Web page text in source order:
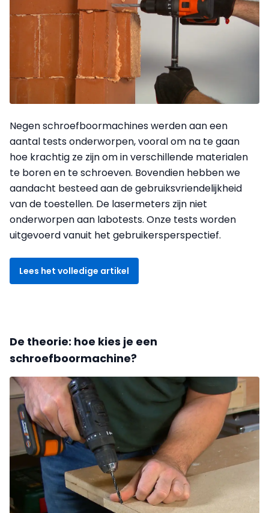
Negen schroefboormachines werden aan een
aantal tests onderworpen, vooral om na te gaan
hoe krachtig ze zijn om in verschillende materialen
te boren en te schroeven. Bovendien hebben we
aandacht besteed aan de gebruiksvriendelijkheid
van de toestellen. De lasermeters zijn niet
onderworpen aan labotests. Onze tests worden
uitgevoerd vanuit het gebruikersperspectief.
Lees het volledige artikel
De theorie: hoe kies je een
schroefboormachine?